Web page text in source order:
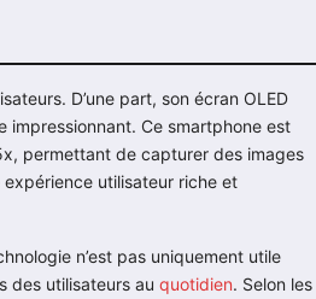
D’une part, son écran OLED
Ce smartphone est
permettant de capturer des images
utilisateur riche et
n’est pas uniquement utile
des utilisateurs au quotidien. Selon les